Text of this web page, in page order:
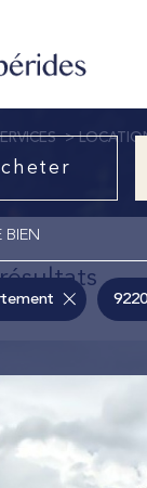
l'ancien
BIEN